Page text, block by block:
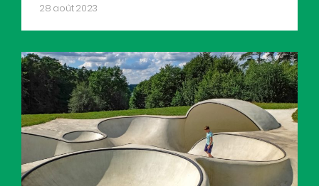
28 août 2023